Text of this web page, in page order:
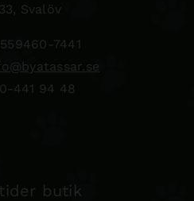
Svalöv
559460-7441
441 94 48
butik